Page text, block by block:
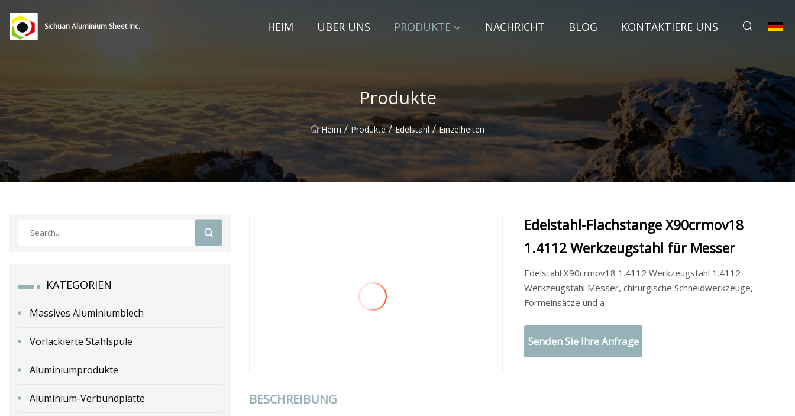
Sichuan Aluminium Sheet Inc. HEIM ÜBER UNS PRODUKTE NACHRICHT BLOG KONTAKTIERE UNS
Produkte
Heim / Produkte / Edelstahl / Einzelheiten
KATEGORIEN
Massives Aluminiumblech
Vorlackierte Stahlspule
Aluminiumprodukte
Aluminium-Verbundplatte
Edelstahl-Flachstange X90crmov18
1.4112 Werkzeugstahl für Messer
Edelstahl X90crmov18 1.4112 Werkzeugstahl 1.4112
Werkzeugstahl Messer, chirurgische Schneidwerkzeuge,
Formeinsätze und a
Senden Sie Ihre Anfrage
BESCHREIBUNG